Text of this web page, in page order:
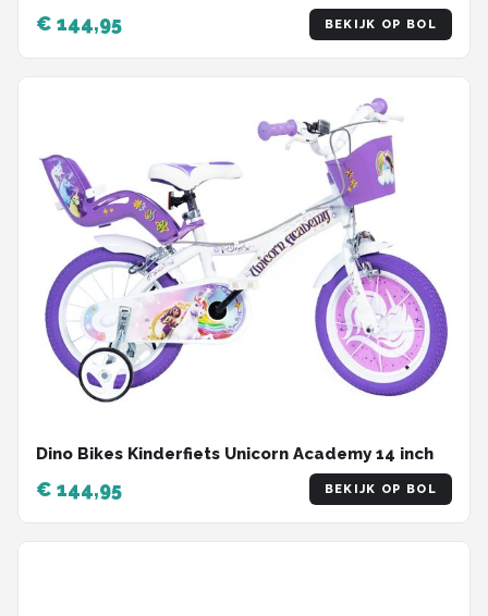
€ 144,95 BEKIJK OP BOL
Dino Bikes Kinderfiets Unicorn Academy 14 inch
€ 144,95 BEKIJK OP BOL